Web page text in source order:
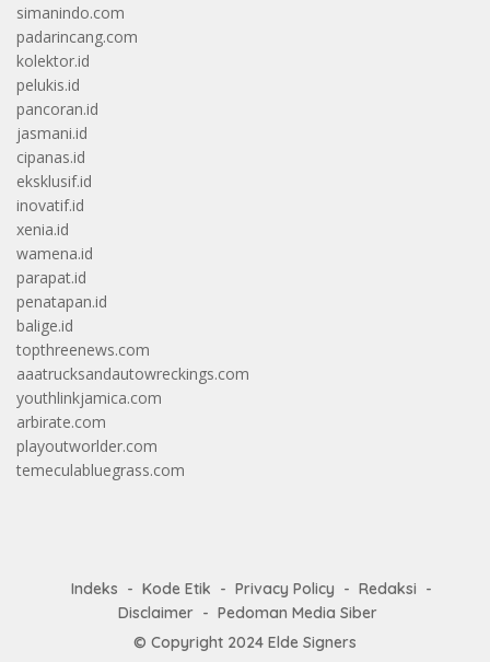
simanindo.com
padarincang.com
kolektor.id
pelukis.id
pancoran.id
jasmani.id
cipanas.id
eksklusif.id
inovatif.id
xenia.id
wamena.id
parapat.id
penatapan.id
balige.id
topthreenews.com
aaatrucksandautowreckings.com
youthlinkjamica.com
arbirate.com
playoutworlder.com
temeculabluegrass.com
Indeks Kode Etik Privacy Policy
Redaksi
Disclaimer
Pedoman Media Siber
© Copyright 2024 Elde Signers